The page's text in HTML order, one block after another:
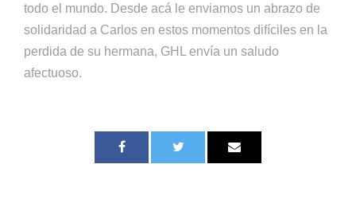
todo el mundo. Desde acá le enviamos un abrazo de
solidaridad a Carlos en estos momentos difíciles en la
perdida de su hermana, GHL envía un saludo
afectuoso.